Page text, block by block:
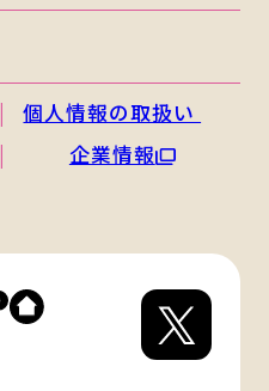
個人情報の取扱い
企業情報